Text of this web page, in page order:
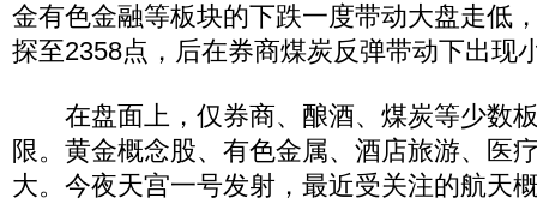
金有色金融等板块的下跌一度带动大盘走低
探至2358点，后在券商煤炭反弹带动下出现
在盘面上，仅券商、酿酒、煤炭等少数
限。黄金概念股、有色金属、酒店旅游、医
大。今夜天宫一号发射，最近受关注的航天